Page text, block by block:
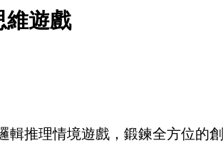
推理情境遊戲，鍛鍊全方位的
維遊戲